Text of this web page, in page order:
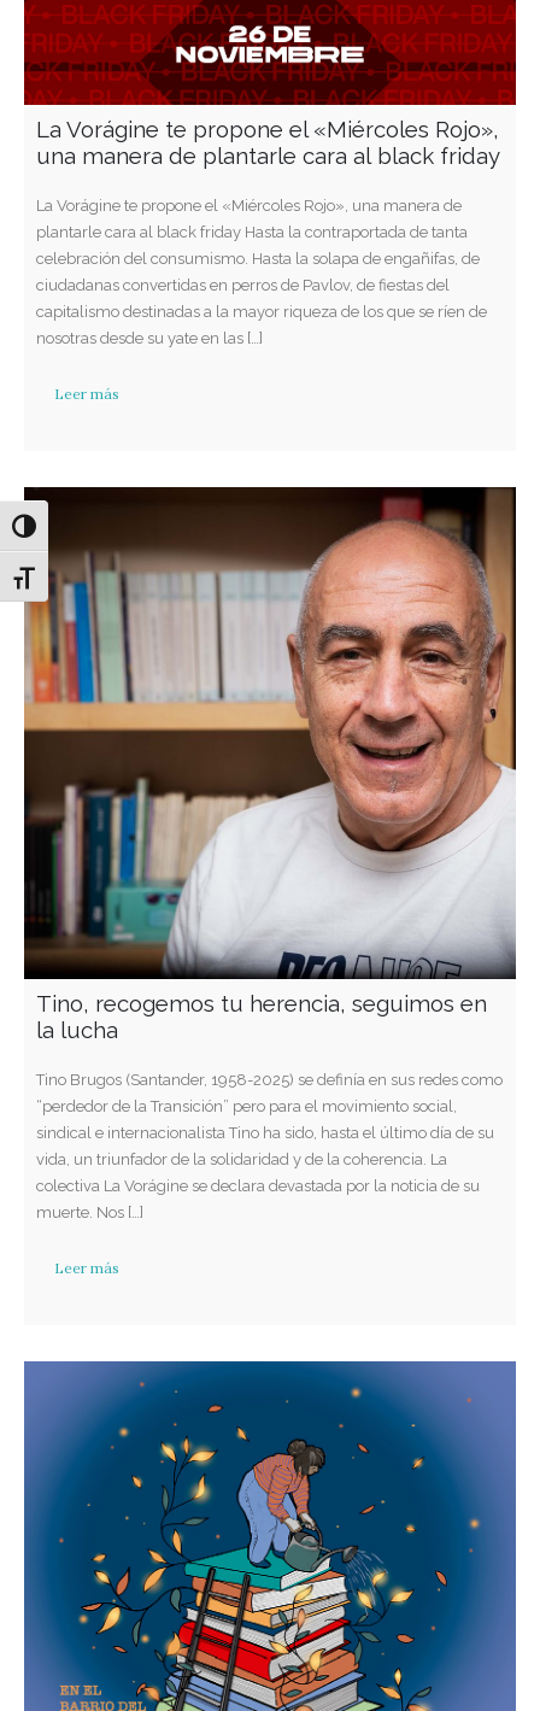
Alternar alto contraste
Alternar tamaño de letra
La Vorágine te propone el «Miércoles Rojo»,
una manera de plantarle cara al black friday
La Vorágine te propone el «Miércoles Rojo», una manera de
plantarle cara al black friday Hasta la contraportada de tanta
celebración del consumismo. Hasta la solapa de engañifas, de
ciudadanas convertidas en perros de Pavlov, de fiestas del
capitalismo destinadas a la mayor riqueza de los que se ríen de
nosotras desde su yate en las […]
Leer más
Tino, recogemos tu herencia, seguimos en
la lucha
Tino Brugos (Santander, 1958-2025) se definía en sus redes como
“perdedor de la Transición” pero para el movimiento social,
sindical e internacionalista Tino ha sido, hasta el último día de su
vida, un triunfador de la solidaridad y de la coherencia. La
colectiva La Vorágine se declara devastada por la noticia de su
muerte. Nos […]
Leer más